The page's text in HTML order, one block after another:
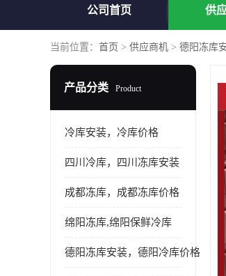
公司首页 供
当前位置： 首页 > 供应商机 > 德阳冻库
产品分类 Product
冷库安装，冷库价格
四川冷库，四川冻库安装
成都冻库，成都冻库价格
绵阳冻库,绵阳保鲜冷库
德阳冻库安装，德阳冷库价格